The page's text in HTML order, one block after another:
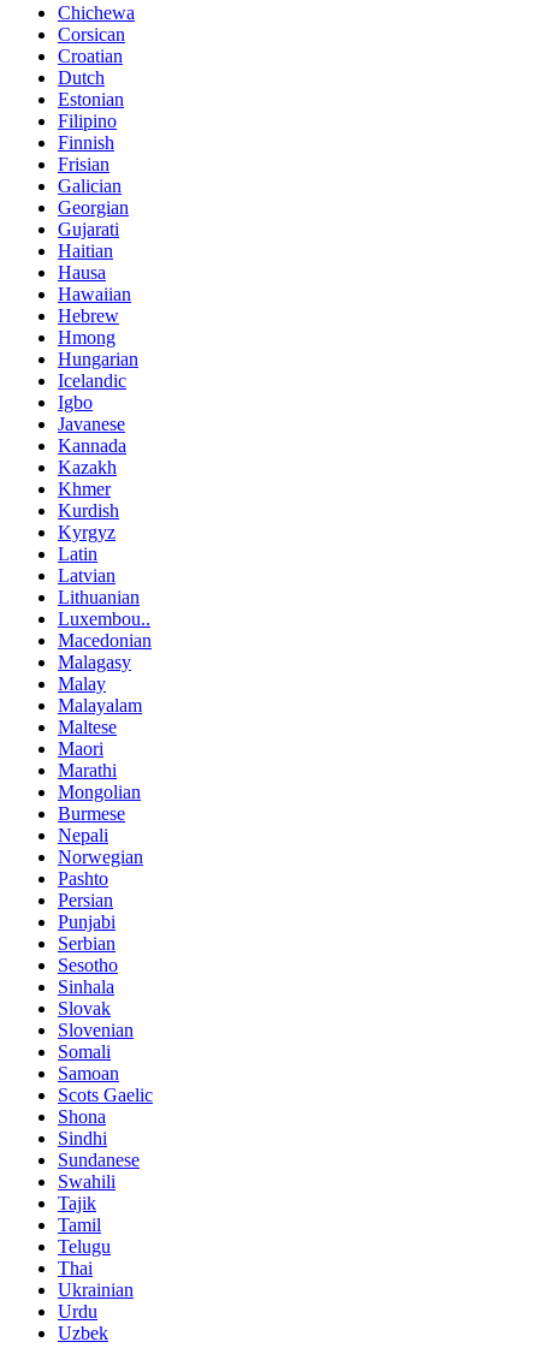
Chichewa
Corsican
Croatian
Dutch
Estonian
Filipino
Finnish
Frisian
Galician
Georgian
Gujarati
Haitian
Hausa
Hawaiian
Hebrew
Hmong
Hungarian
Icelandic
Igbo
Javanese
Kannada
Kazakh
Khmer
Kurdish
Kyrgyz
Latin
Latvian
Lithuanian
Luxembou..
Macedonian
Malagasy
Malay
Malayalam
Maltese
Maori
Marathi
Mongolian
Burmese
Nepali
Norwegian
Pashto
Persian
Punjabi
Serbian
Sesotho
Sinhala
Slovak
Slovenian
Somali
Samoan
Scots Gaelic
Shona
Sindhi
Sundanese
Swahili
Tajik
Tamil
Telugu
Thai
Ukrainian
Urdu
Uzbek